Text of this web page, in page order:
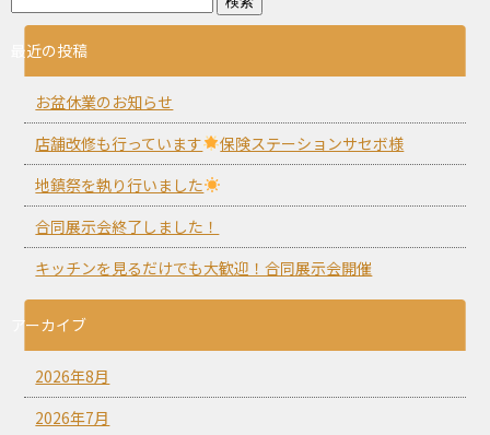
最近の投稿
お盆休業のお知らせ
店舗改修も行っています
保険ステーションサセボ様
地鎮祭を執り行いました
合同展示会終了しました！
キッチンを見るだけでも大歓迎！合同展示会開催
アーカイブ
2026年8月
2026年7月